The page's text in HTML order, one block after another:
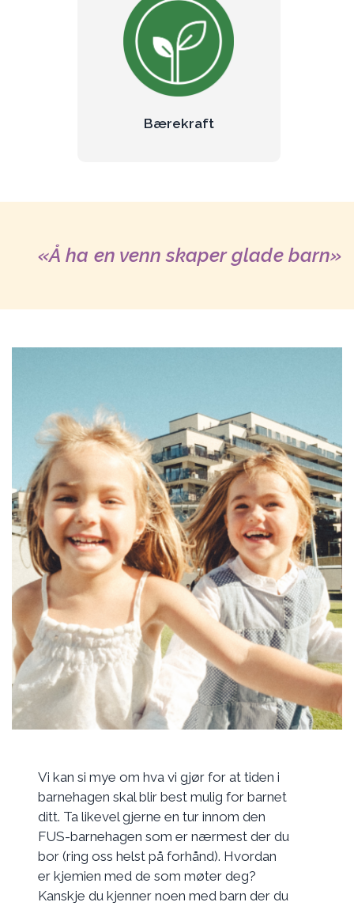
Bærekraft
Bærekraft
Å ta vare på seg selv, hverandre,
naturen og framtiden.
«Å ha en venn skaper glade barn»
Vi kan si mye om hva vi gjør for at tiden i
barnehagen skal blir best mulig for barnet
ditt. Ta likevel gjerne en tur innom den
FUS-barnehagen som er nærmest der du
bor (ring oss helst på forhånd). Hvordan
er kjemien med de som møter deg?
Kanskje du kjenner noen med barn der du